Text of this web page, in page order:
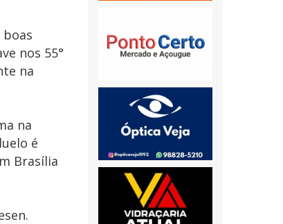
nos 55°
na
na
é
Brasília